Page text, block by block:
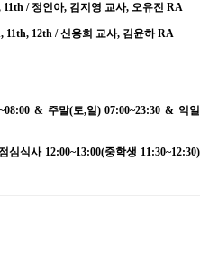
11th / 정인아, 김지영 교사, 오유진 RA
11th, 12th / 신용희 교사, 김윤하 RA
& 주말(토,일) 07:00~23:30 & 익일
식사 12:00~13:00(중학생 11:30~12:30)